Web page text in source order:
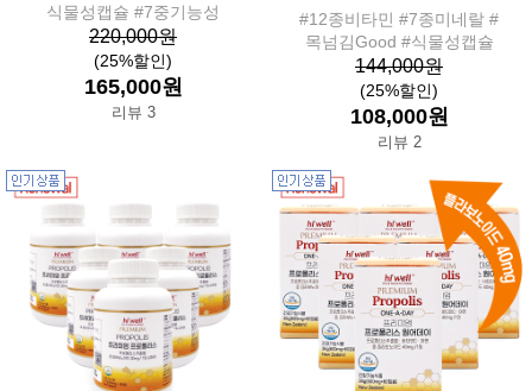
식물성캡슐 #7중기능성
220,000원
(25%할인)
165,000원
리뷰 3
#12종비타민 #7종미네랄 #
목넘김Good #식물성캡슐
144,000원
(25%할인)
108,000원
리뷰 2